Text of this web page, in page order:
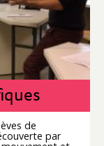
de
par